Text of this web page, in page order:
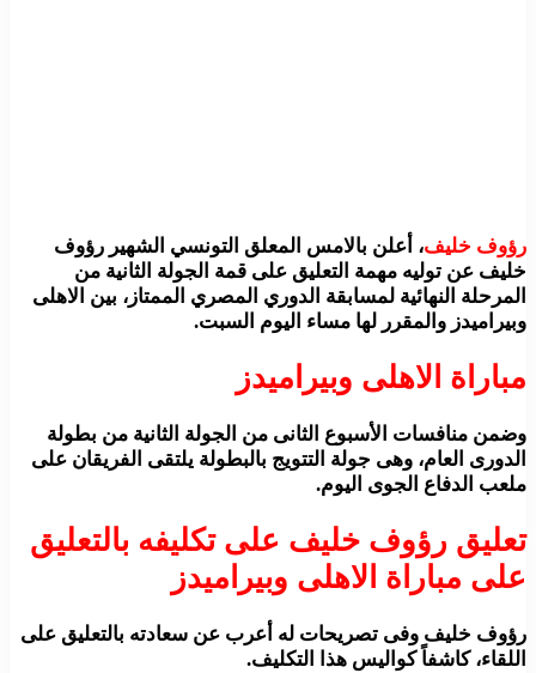
رؤوف خليف، أعلن بالامس المعلق التونسي الشهير رؤوف
خليف عن توليه مهمة التعليق على قمة الجولة الثانية من
المرحلة النهائية لمسابقة الدوري المصري الممتاز، بين الاهلى
وبيراميدز والمقرر لها مساء اليوم السبت.
مباراة الاهلى وبيراميدز
وضمن منافسات الأسبوع الثانى من الجولة الثانية من بطولة
الدورى العام، وهى جولة التتويج بالبطولة يلتقى الفريقان على
ملعب الدفاع الجوى اليوم.
تعليق رؤوف خليف على تكليفه بالتعليق
على مباراة الاهلى وبيراميدز
رؤوف خليف وفى تصريحات له أعرب عن سعادته بالتعليق على
اللقاء، كاشفاً كواليس هذا التكليف.